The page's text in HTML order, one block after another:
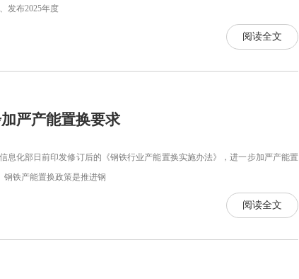
发布2025年度
阅读全文
严产能置换要求
化部日前印发修订后的《钢铁行业产能置换实施办法》，进一步加严产能置
铁产能置换政策是推进钢
阅读全文